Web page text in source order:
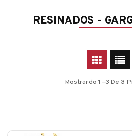
RESINADOS -
Mostrando 1–3 De 3